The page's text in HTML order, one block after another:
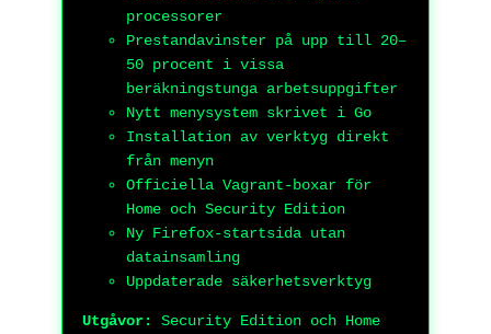
processorer
Prestandavinster på upp till 20–
50 procent i vissa
beräkningstunga arbetsuppgifter
Nytt menysystem skrivet i Go
Installation av verktyg direkt
från menyn
Officiella Vagrant-boxar för
Home och Security Edition
Ny Firefox-startsida utan
datainsamling
Uppdaterade säkerhetsverktyg
Utgåvor:
Security Edition och Home